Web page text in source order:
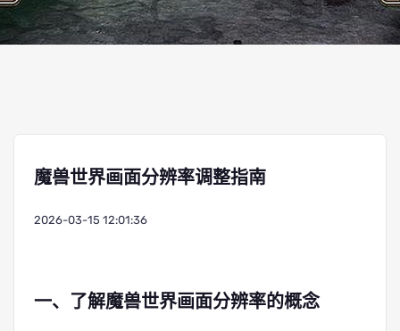
魔兽世界画面分辨率调整指南
2026-03-15 12:01:36
一、了解魔兽世界画面分辨率的概念